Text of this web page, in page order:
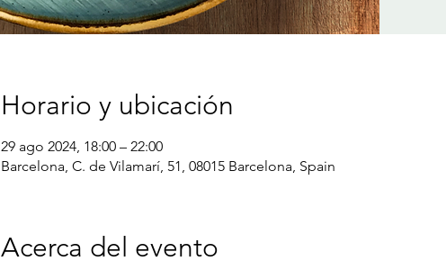
Horario y ubicación
29 ago 2024, 18:00 – 22:00
Barcelona, C. de Vilamarí, 51, 08015 Barcelona, Spain
Acerca del evento